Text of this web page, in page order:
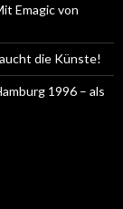
Emagic von
die Künste!
1996 – als